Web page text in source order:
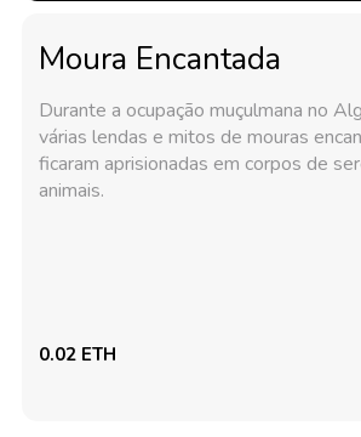
Moura Encantada
Durante a ocupação muçulmana no
várias lendas e mitos de mouras
ficaram aprisionadas em corpos de
animais.
0.02 ETH